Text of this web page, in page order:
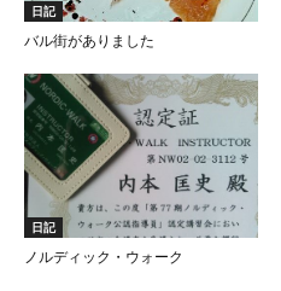
日記
バル街がありました
日記
ノルディック・ウォーク